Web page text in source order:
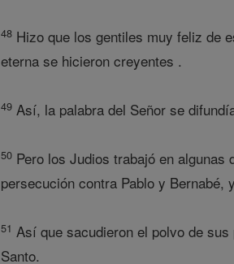
48 Hizo que los gentiles muy feliz de
eterna se hicieron creyentes .
49 Así, la palabra del Señor se
50 Pero los Judios trabajó en
persecución contra Pablo y
51 Así que sacudieron el polvo de
Santo.